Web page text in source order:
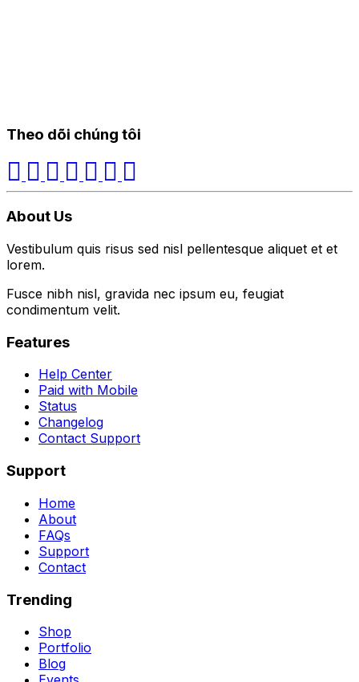
Theo dõi chúng tôi
About Us
Vestibulum quis risus sed nisl pellentesque aliquet et et
lorem.
Fusce nibh nisl, gravida nec ipsum eu, feugiat
condimentum velit.
Features
Help Center
Paid with Mobile
Status
Changelog
Contact Support
Support
Home
About
FAQs
Support
Contact
Trending
Shop
Portfolio
Blog